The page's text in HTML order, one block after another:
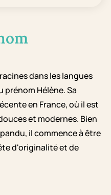
dans les langues
prénom Hélène. Sa
en France, où il est
et modernes. Bien
il commence à être
d'originalité et de